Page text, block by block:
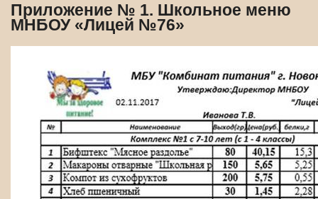
Приложение № 1. Школьное меню
МНБОУ «Лицей №76»